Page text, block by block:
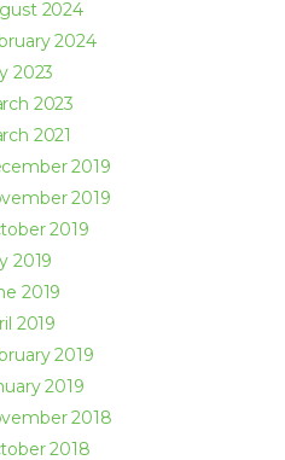
2024
2024
2023
2023
2021
2019
2019
2019
2019
2019
2019
2019
2019
2018
2018